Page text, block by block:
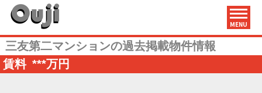
MENU
三友第二マンションの過去掲載物件情報
賃料 ***万円